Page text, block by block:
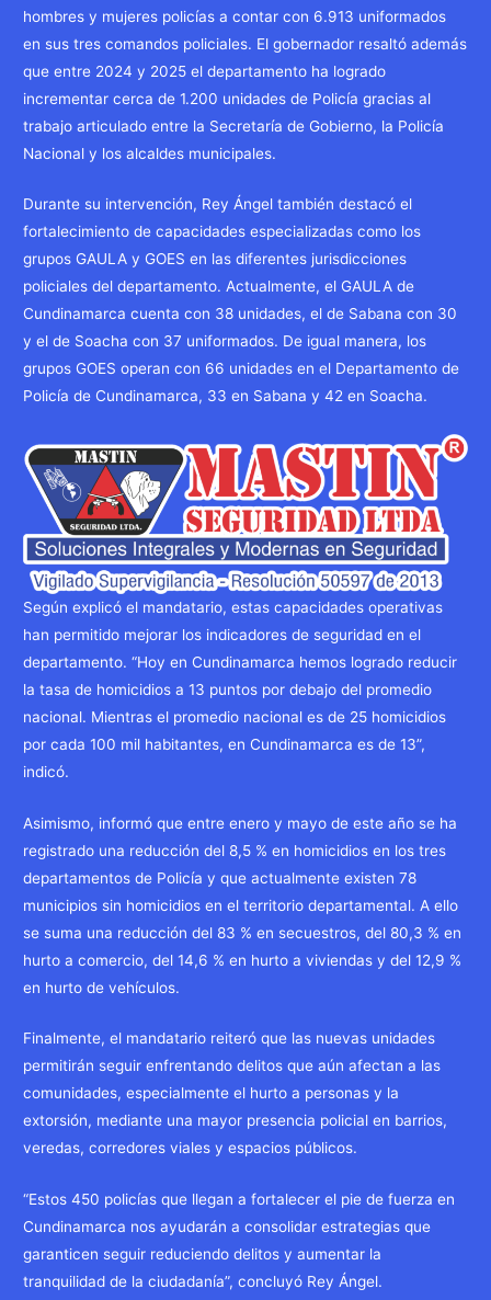
hombres y mujeres policías a contar con 6.913 uniformados
en sus tres comandos policiales. El gobernador resaltó además
que entre 2024 y 2025 el departamento ha logrado
incrementar cerca de 1.200 unidades de Policía gracias al
trabajo articulado entre la Secretaría de Gobierno, la Policía
Nacional y los alcaldes municipales.
Durante su intervención, Rey Ángel también destacó el
fortalecimiento de capacidades especializadas como los
grupos GAULA y GOES en las diferentes jurisdicciones
policiales del departamento. Actualmente, el GAULA de
Cundinamarca cuenta con 38 unidades, el de Sabana con 30
y el de Soacha con 37 uniformados. De igual manera, los
grupos GOES operan con 66 unidades en el Departamento de
Policía de Cundinamarca, 33 en Sabana y 42 en Soacha.
Según explicó el mandatario, estas capacidades operativas
han permitido mejorar los indicadores de seguridad en el
departamento. “Hoy en Cundinamarca hemos logrado reducir
la tasa de homicidios a 13 puntos por debajo del promedio
nacional. Mientras el promedio nacional es de 25 homicidios
por cada 100 mil habitantes, en Cundinamarca es de 13”,
indicó.
Asimismo, informó que entre enero y mayo de este año se ha
registrado una reducción del 8,5 % en homicidios en los tres
departamentos de Policía y que actualmente existen 78
municipios sin homicidios en el territorio departamental. A ello
se suma una reducción del 83 % en secuestros, del 80,3 % en
hurto a comercio, del 14,6 % en hurto a viviendas y del 12,9 %
en hurto de vehículos.
Finalmente, el mandatario reiteró que las nuevas unidades
permitirán seguir enfrentando delitos que aún afectan a las
comunidades, especialmente el hurto a personas y la
extorsión, mediante una mayor presencia policial en barrios,
veredas, corredores viales y espacios públicos.
“Estos 450 policías que llegan a fortalecer el pie de fuerza en
Cundinamarca nos ayudarán a consolidar estrategias que
garanticen seguir reduciendo delitos y aumentar la
tranquilidad de la ciudadanía”, concluyó Rey Ángel.